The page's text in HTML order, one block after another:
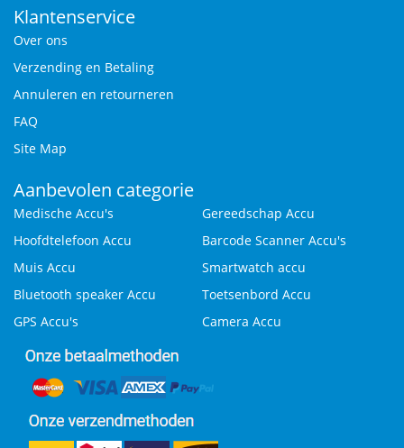
Klantenservice
Over ons
Verzending en Betaling
Annuleren en retourneren
FAQ
Site Map
Aanbevolen categorie
Medische Accu's
Gereedschap Accu
Hoofdtelefoon Accu
Barcode Scanner Accu's
Muis Accu
Smartwatch accu
Bluetooth speaker Accu
Toetsenbord Accu
GPS Accu's
Camera Accu